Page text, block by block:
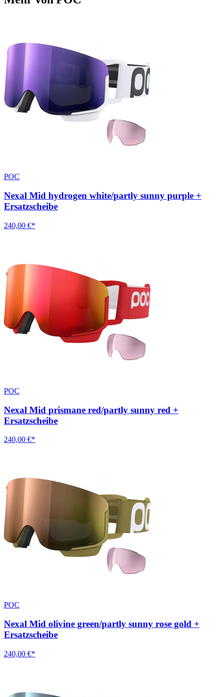
POC
Nexal Mid hydrogen white/partly sunny purple +
Ersatzscheibe
240,00 €*
POC
Nexal Mid prismane red/partly sunny red +
Ersatzscheibe
240,00 €*
POC
Nexal Mid olivine green/partly sunny rose gold +
Ersatzscheibe
240,00 €*